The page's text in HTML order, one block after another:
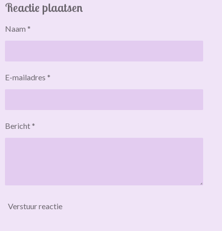
Reactie plaatsen
Naam *
E-mailadres *
Bericht *
Verstuur reactie